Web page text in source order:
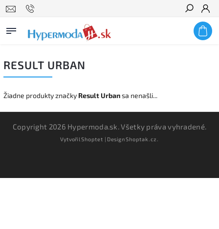
Hľadať
RESULT URBAN
Žiadne produkty značky Result Urbansa nenašli...
Copyright 2026 Hypermoda.sk. Všetky práva vyhradené.
VytvořilShoptet | DesignShoptak.cz.